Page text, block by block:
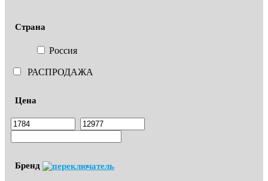
Страна
Россия
РАСПРОДАЖА
Цена
Бренд